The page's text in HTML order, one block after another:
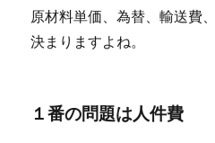
原材料単価、為替、輸送費
決まりますよね。
１番の問題は人件費